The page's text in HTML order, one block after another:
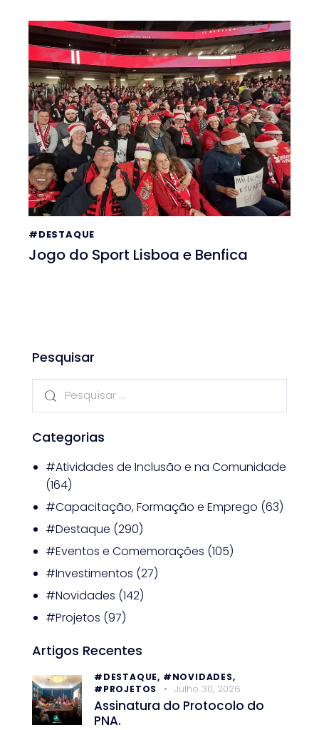
#DESTAQUE
Jogo do Sport Lisboa e Benfica
Pesquisar
Categorias
#Atividades de Inclusão e na Comunidade
(164)
#Capacitação, Formação e Emprego (63)
#Destaque (290)
#Eventos e Comemorações (105)
#Investimentos (27)
#Novidades (142)
#Projetos (97)
Artigos Recentes
#DESTAQUE, #NOVIDADES,
#PROJETOS
Julho 30, 2026
Assinatura do Protocolo do
PNA.